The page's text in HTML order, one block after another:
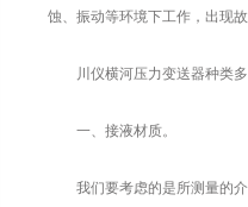
蚀、振动等环境下工作，出现
川仪横河压力变送器种类多
一、接液材质。
我们要考虑的是所测量的介